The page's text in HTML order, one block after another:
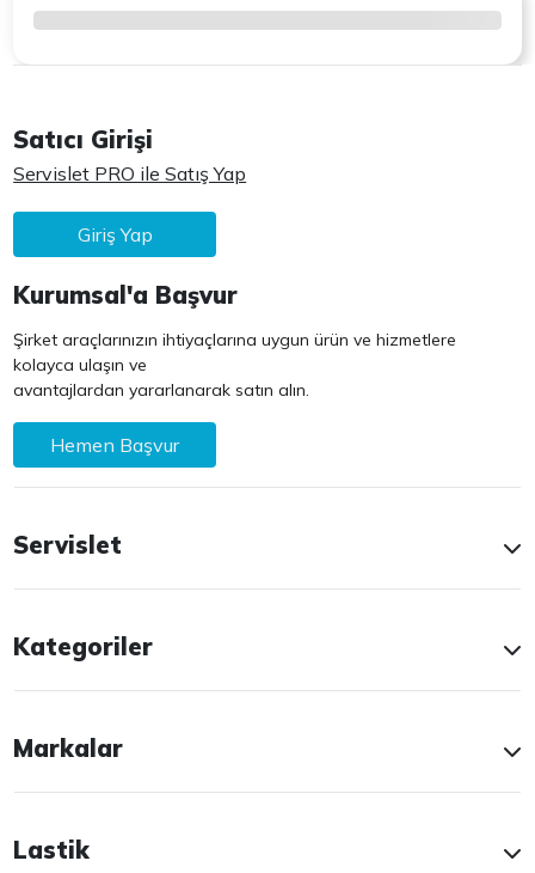
Satıcı Girişi
Servislet PRO ile Satış Yap
Giriş Yap
Kurumsal'a Başvur
Şirket araçlarınızın ihtiyaçlarına uygun ürün ve hizmetlere
kolayca ulaşın ve
avantajlardan yararlanarak satın alın.
Hemen Başvur
Servislet
Kategoriler
Markalar
Lastik